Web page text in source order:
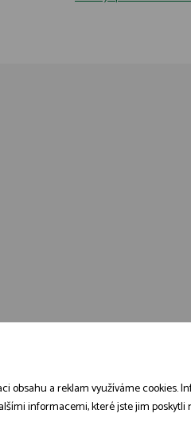
a reklam využíváme
informacemi, které jste jim poskytli